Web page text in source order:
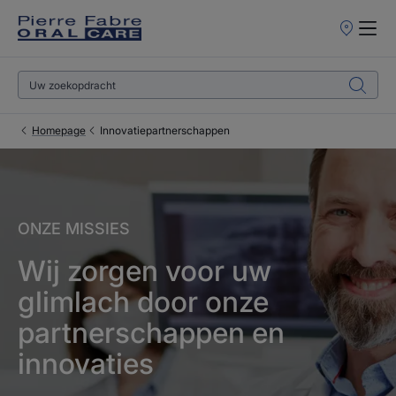
Homepage Innovatiepartnerschappen
ONZE MISSIES
Wij zorgen voor uw
glimlach door onze
partnerschappen en
innovaties